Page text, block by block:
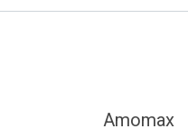
Amomax